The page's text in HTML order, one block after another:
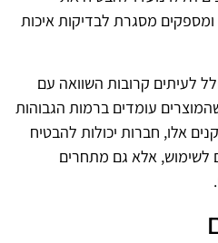
מסגרת לבדיקות איכות
לעיתים קרובות השוואה עם
עומדים ברמות הגבוהות
אלו, חברות יכולות להבטיח
לשימוש, אלא גם מתחרים